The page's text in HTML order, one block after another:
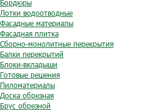
Бордюры
Лотки водоотводные
Фасадные материалы
Фасадная плитка
Сборно-монолитные перекрытия
Балки перекрытий
Блоки-вкладыши
Готовые решения
Пиломатериалы
Доска обрезная
Брус обрезной